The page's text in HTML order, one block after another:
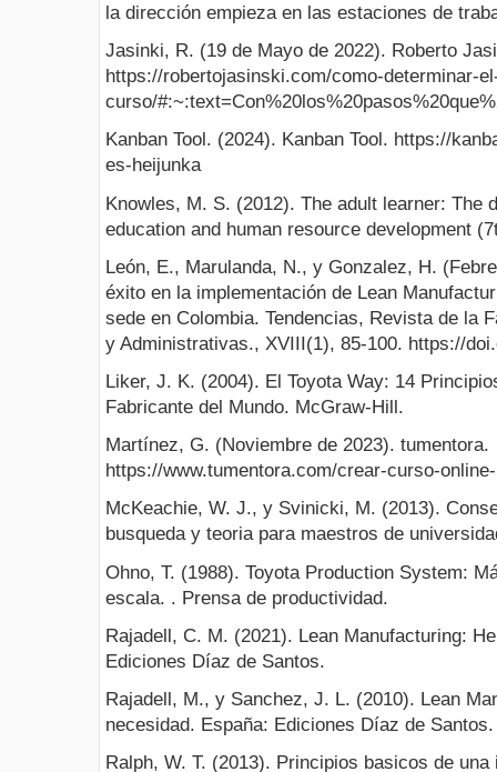
la dirección empieza en las estaciones de
Jasinki, R. (19 de Mayo de 2022). Roberto
https://robertojasinski.com/como-determinar-
curso/
Kanban Tool. (2024). Kanban Tool. https://
es-heijunka
Knowles, M. S. (2012). The adult learner: The
education and human resource development
León, E., Marulanda, N., y Gonzalez, H.
éxito en la implementación de Lean
sede en Colombia. Tendencias, Revista de la
y Administrativas., XVIII(1), 85-100. https://
Liker, J. K. (2004). El Toyota Way: 14
Fabricante del Mundo. McGraw-Hill.
Martínez, G. (Noviembre de 2023). tumentora.
https://www.tumentora.com/crear-curso-
McKeachie, W. J., y Svinicki, M. (2013).
busqueda y teoria para maestros de
Ohno, T. (1988). Toyota Production System:
escala. . Prensa de productividad.
Rajadell, C. M. (2021). Lean Manufacturing:
Ediciones Díaz de Santos.
Rajadell, M., y Sanchez, J. L. (2010). Lean
necesidad. España: Ediciones Díaz de Santos.
Ralph, W. T. (2013). Principios basicos de